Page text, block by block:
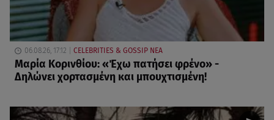
06.08.26, 17:12 CELEBRITIES & GOSSIP ΝΕΑ
Μαρία Κορινθίου: «Έχω πατήσει φρένο» -
Δηλώνει χορτασμένη και μπουχτισμένη!